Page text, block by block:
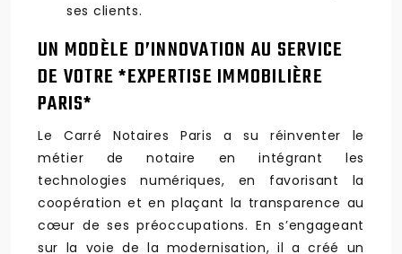
ses clients.
UN MODÈLE D’INNOVATION AU SERVICE
DE VOTRE *EXPERTISE IMMOBILIÈRE
PARIS*
Le Carré Notaires Paris a su réinventer le
métier de notaire en intégrant les
technologies numériques, en favorisant la
coopération et en plaçant la transparence au
cœur de ses préoccupations. En s’engageant
sur la voie de la modernisation, il a créé un